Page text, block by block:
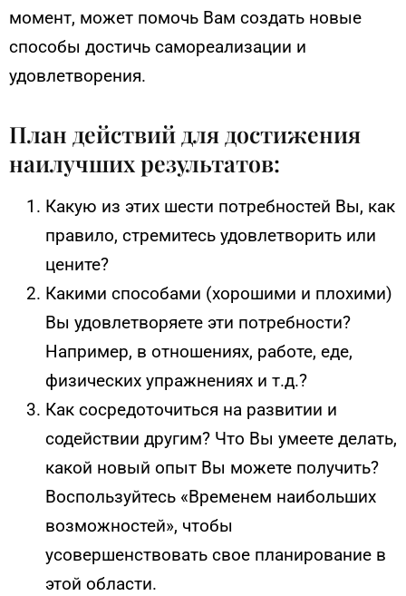
момент, может помочь Вам создать новые
способы достичь самореализации и
удовлетворения.
План действий для достижения
наилучших результатов:
Какую из этих шести потребностей Вы, как
правило, стремитесь удовлетворить или
цените?
Какими способами (хорошими и плохими)
Вы удовлетворяете эти потребности?
Например, в отношениях, работе, еде,
физических упражнениях и т.д.?
Как сосредоточиться на развитии и
содействии другим? Что Вы умеете делать,
какой новый опыт Вы можете получить?
Воспользуйтесь «Временем наибольших
возможностей», чтобы
усовершенствовать свое планирование в
этой области.